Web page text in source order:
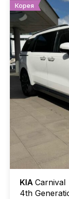
Корея
KIA Carnival
4th